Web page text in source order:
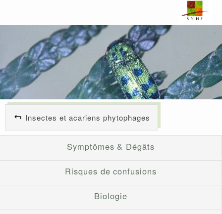
Insectes et acariens phytophages
Symptômes & Dégâts
Risques de confusions
Biologie